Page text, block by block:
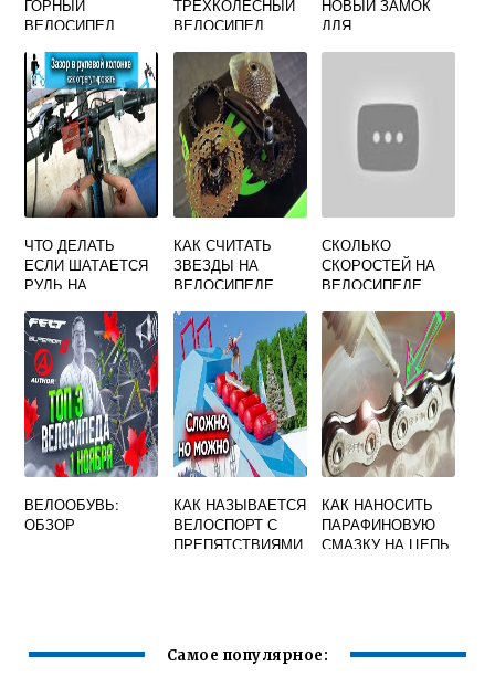
ГОРНЫЙ
ВЕЛОСИПЕД
ТРЕХКОЛЕСНЫЙ
ВЕЛОСИПЕД
НОВЫЙ ЗАМОК
ДЛЯ
ЧТО ДЕЛАТЬ
ЕСЛИ ШАТАЕТСЯ
РУЛЬ НА
КАК СЧИТАТЬ
ЗВЕЗДЫ НА
ВЕЛОСИПЕДЕ
СКОЛЬКО
СКОРОСТЕЙ НА
ВЕЛОСИПЕДЕ
ВЕЛООБУВЬ:
ОБЗОР
КАК НАЗЫВАЕТСЯ
ВЕЛОСПОРТ С
ПРЕПЯТСТВИЯМИ
КАК НАНОСИТЬ
ПАРАФИНОВУЮ
СМАЗКУ НА ЦЕПЬ
Самое популярное: